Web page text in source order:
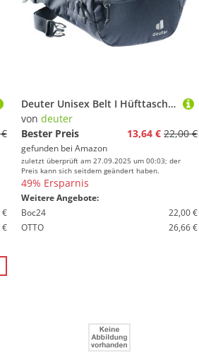
€
€
Deuter Unisex Belt I Hüfttasche, Schwarz, 1 5 L EU
von deuter
Bester Preis
13,64 € 22,00 €
gefunden bei Amazon
zuletzt überprüft am 27.09.2025 um 00:03; der
Preis kann sich seitdem geändert haben.
49% Ersparnis
Weitere Angebote:
Boc24
22,00 €
OTTO
26,66 €